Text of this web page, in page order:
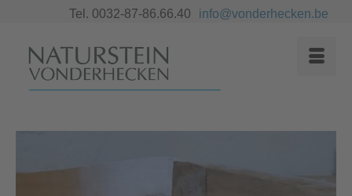
Tel. 0032-87-86.66.40 info@vonderhecken.be